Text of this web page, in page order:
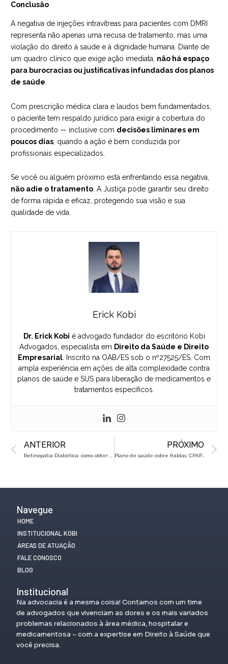
Conclusão
A negativa de injeções intravítreas para pacientes com DMRI
representa não apenas uma recusa de tratamento, mas uma
violação do direito à saúde e à dignidade humana. Diante de
um quadro clínico que exige ação imediata, não há espaço
para burocracias ou justificativas infundadas dos planos
de saúde.
Com prescrição médica clara e laudos bem fundamentados,
o paciente tem respaldo jurídico para exigir a cobertura do
procedimento — inclusive com decisões liminares em
poucos dias , quando a ação é bem conduzida por
profissionais especializados.
Se você ou alguém próximo está enfrentando essa negativa,
não adie o tratamento. A Justiça pode garantir seu direito
de forma rápida e eficaz, protegendo sua visão e sua
qualidade de vida.
Erick Kobi
Dr. Erick Kobi é advogado fundador do escritório Kobi
Advogados, especialista em Direito da Saúde e Direito
Empresarial . Inscrito na OAB/ES sob o nº27525/ES. Com
ampla experiência em ações de alta complexidade contra
planos de saúde e SUS para liberação de medicamentos e
tratamentos específicos.
Prev
ANTERIOR
Retinopatia Diabética: como obter o tratamento pelo plano
PRÓXIMO
Plano de saúde cobre fraldas, CPAP ou cadeira de rodas? Veja seus direitos!
Navegue
HOME
INSTITUCIONAL KOBI
ÁREAS DE ATUAÇÃO
FALE CONOSCO
BLOG
Institucional
Na advocacia é a mesma coisa! Contamos com um time
de advogados que vivenciam as dores e os mais variados
problemas relacionados à área médica, hospitalar e
medicamentosa – com a expertise em Direito à Saúde que
você precisa.